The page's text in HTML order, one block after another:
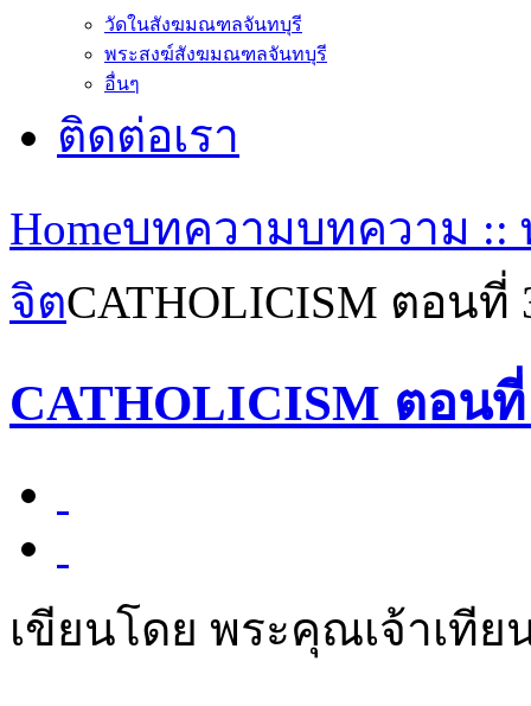
วัดในสังฆมณฑลจันทบุรี
พระสงฆ์สังฆมณฑลจันทบุรี
อื่นๆ
ติดต่อเรา
Homeบทความบทความ ::
จิตCATHOLICISM ตอนที่
CATHOLICISM ตอนที่
เขียนโดย พระคุณเจ้าเที